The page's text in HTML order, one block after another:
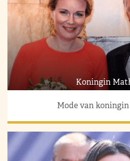
Koningin
Mode van